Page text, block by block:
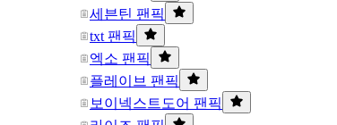
세븐틴 팬픽
txt 팬픽
엑소 팬픽
플레이브 팬픽
보이넥스트도어 팬픽